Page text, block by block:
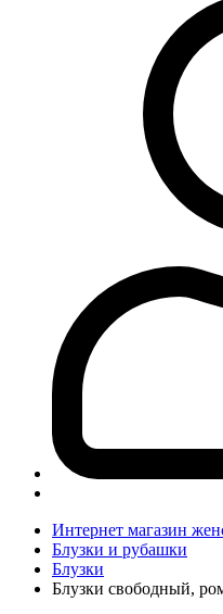
Интернет магазин
Блузки и рубашки
Блузки
Блузки свободный,